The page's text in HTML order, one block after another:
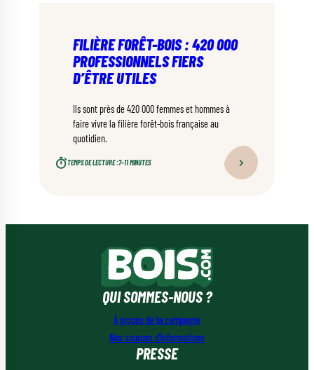
FILIÈRE FORÊT-BOIS : 420 000
PROFESSIONNELS FIERS
D’ÊTRE UTILES
Ils sont près de 420 000 femmes et hommes à
faire vivre la filière forêt-bois française au
quotidien.
TEMPS DE LECTURE :7–11 MINUTES
QUI SOMMES-NOUS ?
À propos de la campagne
Nos sources d’informations
PRESSE